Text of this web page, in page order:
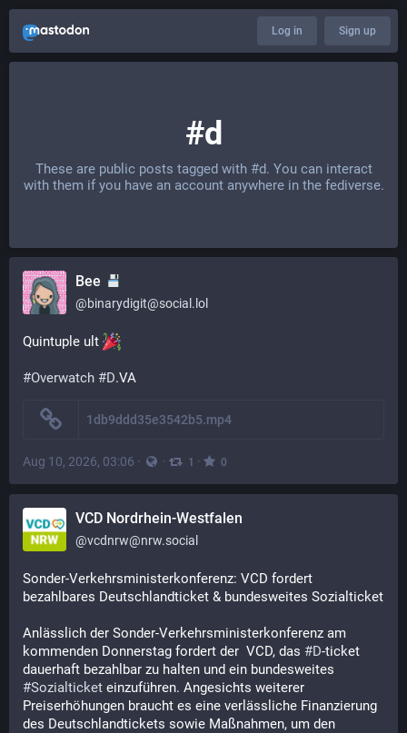
Log in Sign up
#d
These are public posts tagged with #d. You can interact
with them if you have an account anywhere in the fediverse.
Bee
@binarydigit@social.lol
Quintuple ult
#Overwatch #D.VA
1db9ddd35e3542b5.mp4
Aug 10, 2026, 03:06 · · 1 · 0
VCD Nordrhein-Westfalen
@vcdnrw@nrw.social
Sonder-Verkehrsministerkonferenz: VCD fordert
bezahlbares Deutschlandticket & bundesweites Sozialticket
Anlässlich der Sonder-Verkehrsministerkonferenz am
kommenden Donnerstag fordert der  VCD, das #D-ticket
#Sozialticket einzuführen. Angesichts weiterer
Preiserhöhungen braucht es eine verlässliche Finanzierung
des Deutschlandtickets sowie Maßnahmen, um den